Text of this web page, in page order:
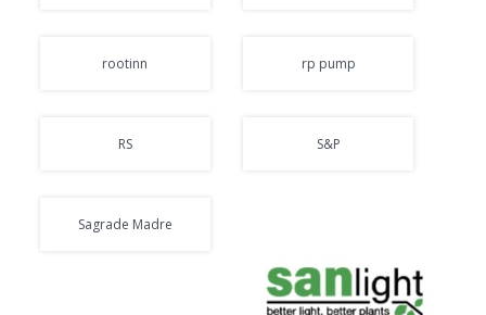
rootinn rp pump
RS S&P
Sagrade Madre